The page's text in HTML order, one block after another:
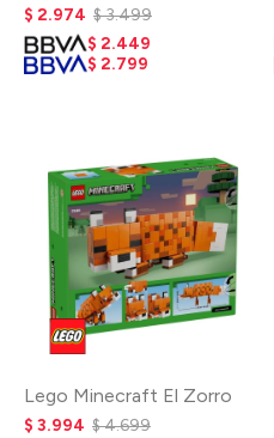
$ 2.974 $3.499
$ 2.449
$ 2.799
Lego Minecraft El Zorro
$ 3.994 $4.699